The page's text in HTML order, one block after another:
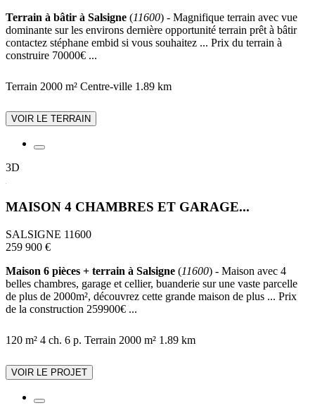
Terrain à bâtir à Salsigne (11600) - Magnifique terrain avec vue
dominante sur les environs dernière opportunité terrain prêt à bâtir
contactez stéphane embid si vous souhaitez ... Prix du terrain à
construire 70000€ ...
Terrain 2000 m² Centre-ville 1.89 km
VOIR LE TERRAIN
3D
MAISON 4 CHAMBRES ET GARAGE...
SALSIGNE 11600
259 900 €
Maison 6 pièces + terrain à Salsigne (11600) - Maison avec 4
belles chambres, garage et cellier, buanderie sur une vaste parcelle
de plus de 2000m², découvrez cette grande maison de plus ... Prix
de la construction 259900€ ...
120 m² 4 ch. 6 p. Terrain 2000 m² 1.89 km
VOIR LE PROJET